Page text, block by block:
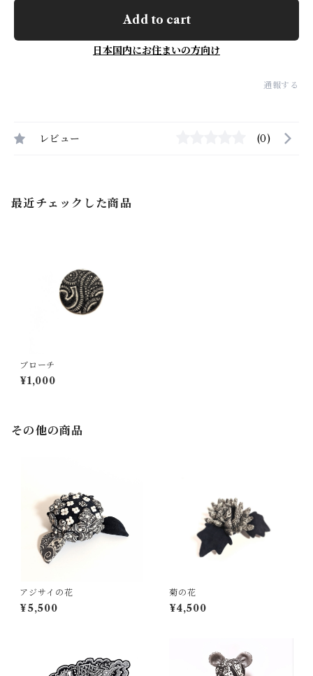
Add to cart
日本国内にお住まいの方向け
通報する
レビュー (0)
最近チェックした商品
ブローチ
¥1,000
その他の商品
アジサイの花
¥5,500
菊の花
¥4,500